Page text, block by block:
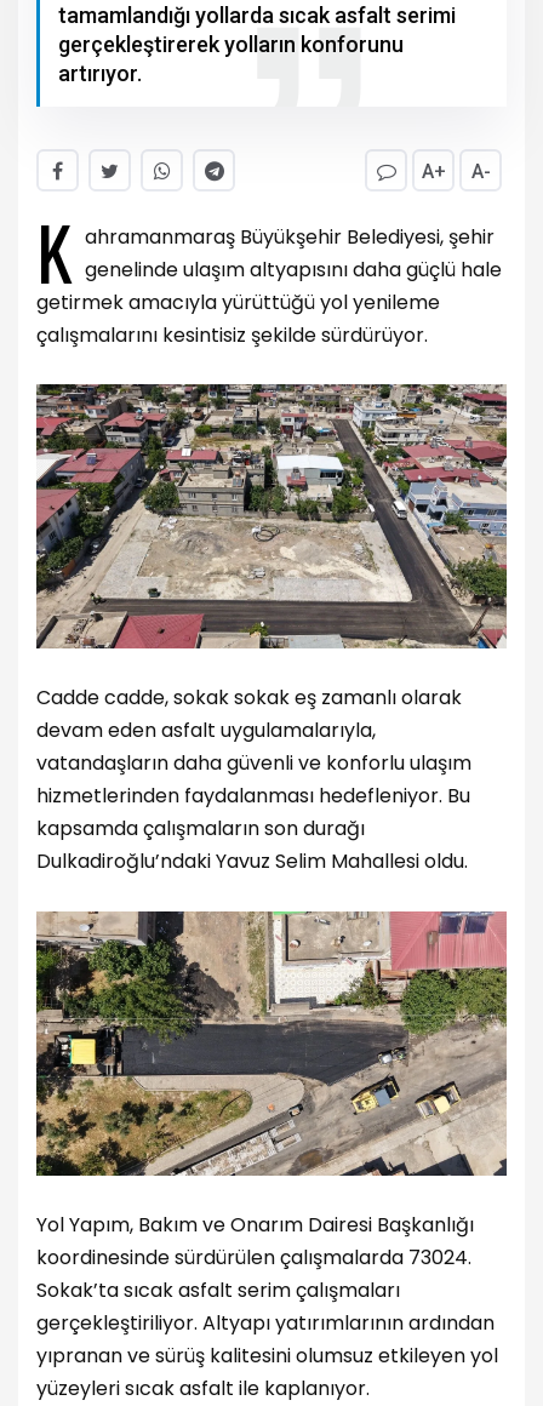
tamamlandığı yollarda sıcak asfalt serimi
gerçekleştirerek yolların konforunu
artırıyor.
A+ A-
K ahramanmaraş Büyükşehir Belediyesi, şehir
genelinde ulaşım altyapısını daha güçlü hale
getirmek amacıyla yürüttüğü yol yenileme
çalışmalarını kesintisiz şekilde sürdürüyor.
Cadde cadde, sokak sokak eş zamanlı olarak
devam eden asfalt uygulamalarıyla,
vatandaşların daha güvenli ve konforlu ulaşım
hizmetlerinden faydalanması hedefleniyor. Bu
kapsamda çalışmaların son durağı
Dulkadiroğlu’ndaki Yavuz Selim Mahallesi oldu.
Yol Yapım, Bakım ve Onarım Dairesi Başkanlığı
koordinesinde sürdürülen çalışmalarda 73024.
Sokak’ta sıcak asfalt serim çalışmaları
gerçekleştiriliyor. Altyapı yatırımlarının ardından
yıpranan ve sürüş kalitesini olumsuz etkileyen yol
yüzeyleri sıcak asfalt ile kaplanıyor.